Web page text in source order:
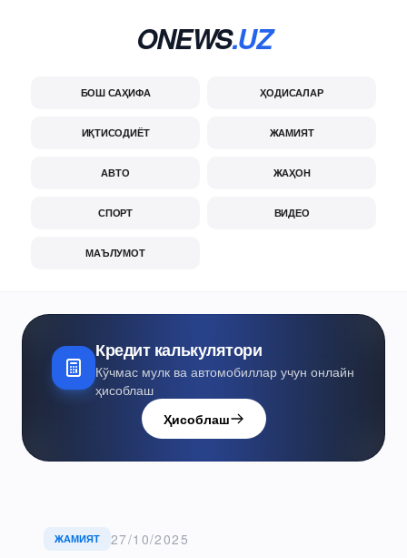
ONEWS.UZ
БОШ САҲИФА ҲОДИСАЛАР
ИҚТИСОДИЁТ ЖАМИЯТ
АВТО ЖАҲОН
СПОРТ ВИДЕО
МАЪЛУМОТ
Кредит калькулятори
Кўчмас мулк ва автомобиллар учун онлайн
ҳисоблаш
Ҳисоблаш
ЖАМИЯТ 27/10/2025